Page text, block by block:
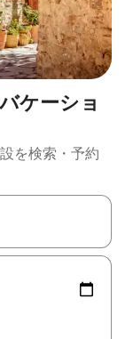
ケーショ
を検索・予約
使って移動するか